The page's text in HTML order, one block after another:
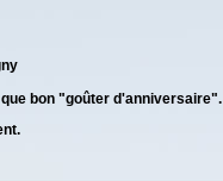
bon "goûter d'anniversaire".